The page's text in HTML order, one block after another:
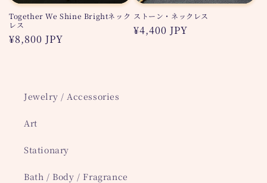
Together We Shine Brightネック
レス
通
¥8,800 JPY
ストーン・ネックレス
通
¥4,400 JPY
Jewelry / Accessories
Art
Stationary
Bath / Body / Fragrance